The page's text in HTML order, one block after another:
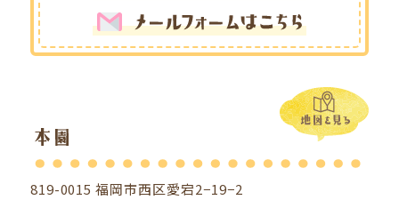
819-0015 福岡市西区愛宕2−19−2